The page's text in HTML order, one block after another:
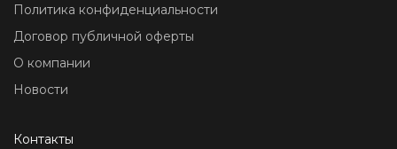
Политика конфиденциальности
Договор публичной оферты
О компании
Новости
Контакты